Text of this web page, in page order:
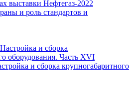
и роль стандартов и
и сборка крупногабаритного